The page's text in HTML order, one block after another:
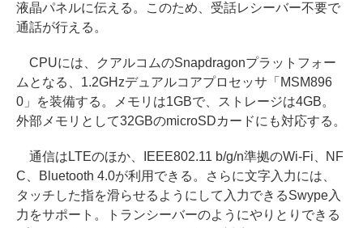
液晶パネルに伝える。このため、受話レシーバー不要で
通話が行える。
CPUには、クアルコムのSnapdragonプラットフォー
ムとなる、1.2GHzデュアルコアプロセッサ「MSM896
0」を装備する。メモリは1GBで、ストレージは4GB。
外部メモリとして32GBのmicroSDカードにも対応する。
通信はLTEのほか、IEEE802.11 b/g/n準拠のWi-Fi、NF
C、Bluetooth 4.0が利用できる。さらに文字入力には、
タッチした指を滑らせるようにして入力できるSwype入
力をサポート。トランシーバーのようにやりとりできる